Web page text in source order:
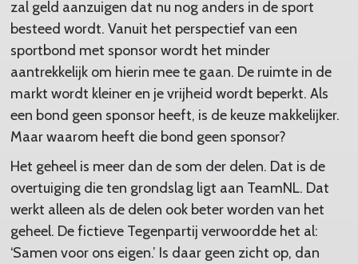
zal geld aanzuigen dat nu nog anders in de sport
besteed wordt. Vanuit het perspectief van een
sportbond met sponsor wordt het minder
aantrekkelijk om hierin mee te gaan. De ruimte in de
markt wordt kleiner en je vrijheid wordt beperkt. Als
een bond geen sponsor heeft, is de keuze makkelijker.
Maar waarom heeft die bond geen sponsor?
Het geheel is meer dan de som der delen. Dat is de
overtuiging die ten grondslag ligt aan TeamNL. Dat
werkt alleen als de delen ook beter worden van het
geheel. De fictieve Tegenpartij verwoordde het al:
‘Samen voor ons eigen.’ Is daar geen zicht op, dan